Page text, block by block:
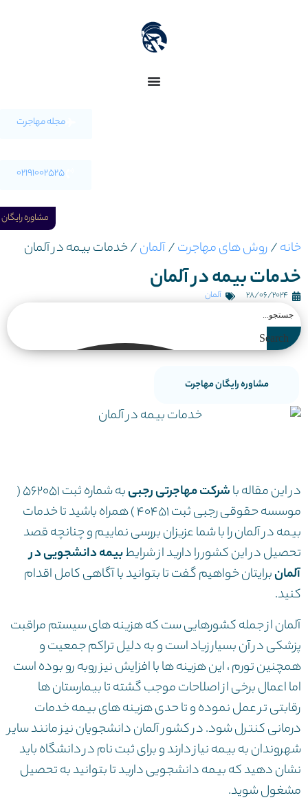
مجله مهاجرت
02191002525
خانه/روش های مهاجرت/آلمان/خدمات بیمه در آلمان
خدمات بیمه در آلمان
28/06/2024 آلمان
Search
مشاوره رایگان مهاجرت
در این مقاله باشرکت مهاجرتی رجبی
به شماره ثبت ۵۶۲۰۵۱ (
موسسه حقوقی رجبی ثبت ۴۰۴۵۱ ) همراه باشید تا خدمات
بیمه در آلمان را با شما عزیزان بررسی نماییم و چنانچه قصد
تحصیل در این کشور را دارید از شرایطبیمه دانشجویی در
آلمانبرایتان خواهیم گفت تا بتوانید با آگاهی کامل اقدام
کنید.
آلمان از جمله کشورهایی ست که هزینه های سیستم مراقبت
پزشکی در آن بسیار زیاد است و به دلیل تراکم جمعیت و
همچنین تورم ، این هزینه ها با افزایش نیز روبه رو بوده است
اما اعمال برخی از اصلاحات موجب گشته تا بیمارستان ها
رقابتی تر عمل نموده و تا حدی هزینه های بیمه خدمات
درمانی کنترل شود. در کشور آلمان دانشجویان نیز مانند سایر
شهروندان به بیمه نیاز دارند و برای ثبت نام در دانشگاه باید
نشان دهید که بیمه دانشجویی دارید تا بتوانید به تحصیل
مشغول شوید.
مشاوره